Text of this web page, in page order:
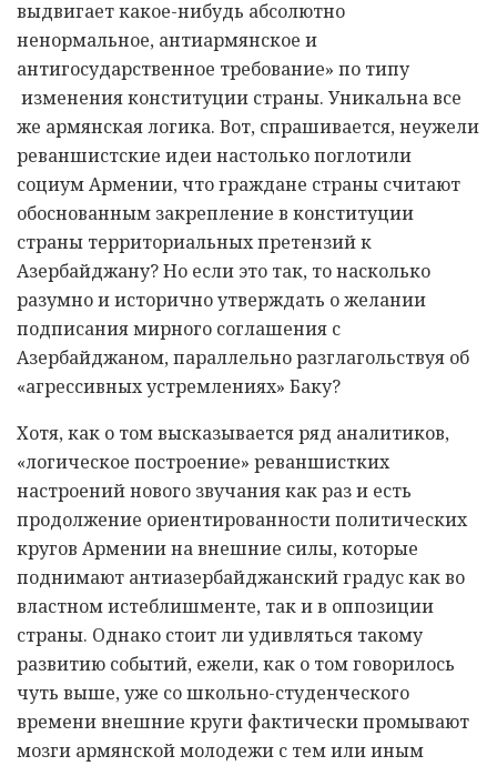
выдвигает какое-нибудь абсолютно
ненормальное, антиармянское и
антигосударственное требование» по типу
изменения конституции страны. Уникальна все
же армянская логика. Вот, спрашивается, неужели
реваншистские идеи настолько поглотили
социум Армении, что граждане страны считают
обоснованным закрепление в конституции
страны территориальных претензий к
Азербайджану? Но если это так, то насколько
разумно и исторично утверждать о желании
подписания мирного соглашения с
Азербайджаном, параллельно разглагольствуя об
«агрессивных устремлениях» Баку?
Хотя, как о том высказывается ряд аналитиков,
«логическое построение» реваншистких
настроений нового звучания как раз и есть
продолжение ориентированности политических
кругов Армении на внешние силы, которые
поднимают антиазербайджанский градус как во
властном истеблишменте, так и в оппозиции
страны. Однако стоит ли удивляться такому
развитию событий, ежели, как о том говорилось
чуть выше, уже со школьно-студенческого
времени внешние круги фактически промывают
мозги армянской молодежи с тем или иным